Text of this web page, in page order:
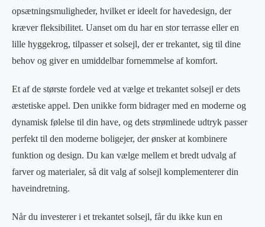
opsætningsmuligheder, hvilket er ideelt for havedesign, der
kræver fleksibilitet. Uanset om du har en stor terrasse eller en
lille hyggekrog, tilpasser et solsejl, der er trekantet, sig til dine
behov og giver en umiddelbar fornemmelse af komfort.
Et af de største fordele ved at vælge et trekantet solsejl er dets
æstetiske appel. Den unikke form bidrager med en moderne og
dynamisk følelse til din have, og dets strømlinede udtryk passer
perfekt til den moderne boligejer, der ønsker at kombinere
funktion og design. Du kan vælge mellem et bredt udvalg af
farver og materialer, så dit valg af solsejl komplementerer din
haveindretning.
Når du investerer i et trekantet solsejl, får du ikke kun en